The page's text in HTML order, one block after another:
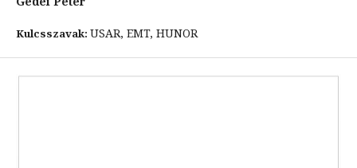
Kulcsszavak: USAR, EMT, HUNOR